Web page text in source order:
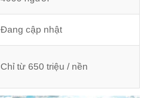
Đang cập nhật
Chỉ từ 650 triệu / nền